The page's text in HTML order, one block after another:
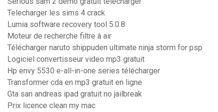
Telecharger les sims 4 crack
Lumia software recovery tool 5.0.8
Moteur de recherche filtre à air
Télécharger naruto shippuden ultimate ninja storm for psp
Logiciel convertisseur video mp3 gratuit
Hp envy 5530 e-all-in-one series télécharger
Transformer cda en mp3 gratuit en ligne
Gta san andreas ipad gratuit no jailbreak
Prix licence clean my mac